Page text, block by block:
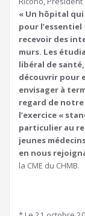
« Un hôpital
pour
recevoir des
murs. Les
libéral de
découvrir pour
envisager à
regard de
l’exercice «
particulier au
jeunes
en nous
la CME du CHMB.